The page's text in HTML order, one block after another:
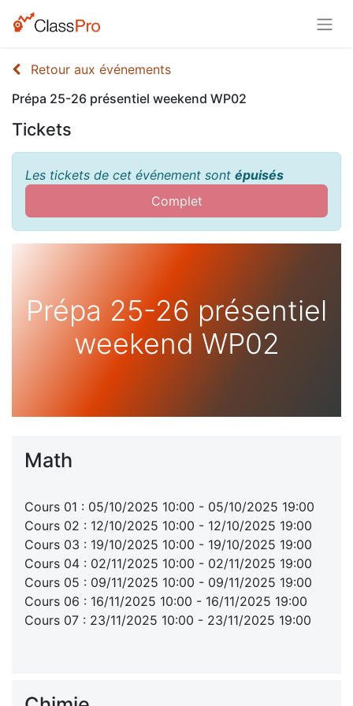
Retour aux événements
Prépa 25-26 présentiel weekend WP02
Tickets
Les tickets de cet événement sont épuisés
Complet
Prépa 25-26 présentiel
weekend WP02
Math
Cours 01 : 05/10/2025 10:00 - 05/10/2025 19:00
Cours 02 : 12/10/2025 10:00 - 12/10/2025 19:00
Cours 03 : 19/10/2025 10:00 - 19/10/2025 19:00
Cours 04 : 02/11/2025 10:00 - 02/11/2025 19:00
Cours 05 : 09/11/2025 10:00 - 09/11/2025 19:00
Cours 06 : 16/11/2025 10:00 - 16/11/2025 19:00
Cours 07 : 23/11/2025 10:00 - 23/11/2025 19:00